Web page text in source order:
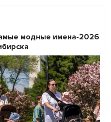
модные имена-2026